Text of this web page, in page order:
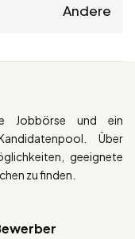
Andere
Jobbörse und ein
Über
geeignete
zu finden.